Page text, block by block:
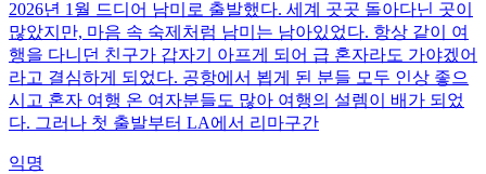
2026년 1월 드디어 남미로 출발했다. 세계 곳곳 돌아다닌 곳이
많았지만, 마음 속 숙제처럼 남미는 남아있었다. 항상 같이 여
행을 다니던 친구가 갑자기 아프게 되어 급 혼자라도 가야겠어
라고 결심하게 되었다. 공항에서 뵙게 된 분들 모두 인상 좋으
시고 혼자 여행 온 여자분들도 많아 여행의 설렘이 배가 되었
다. 그러나 첫 출발부터 LA에서 리마구간
익명